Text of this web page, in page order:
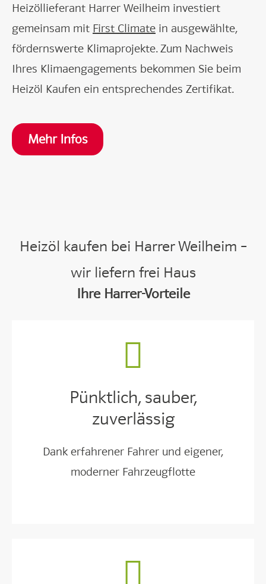
Heizöllieferant Harrer Weilheim investiert
gemeinsam mit First Climate in ausgewählte,
fördernswerte Klimaprojekte. Zum Nachweis
Ihres Klimaengagements bekommen Sie beim
Heizöl Kaufen ein entsprechendes Zertifikat.
Mehr Infos
Heizöl kaufen bei Harrer Weilheim –
wir liefern frei Haus
Ihre Harrer-Vorteile
Pünktlich, sauber,
zuverlässig
Dank erfahrener Fahrer und eigener,
moderner Fahrzeugflotte